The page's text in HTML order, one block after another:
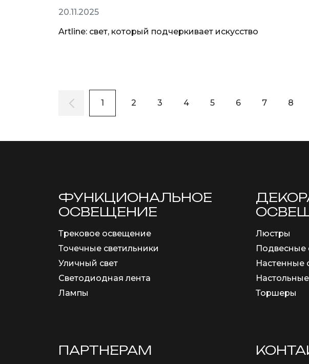
20.11.2025
Artline: свет, который подчеркивает искусство
1 2 3 4 5 6 7 8
ФУНКЦИОНА­ЛЬНОЕ
ОСВЕЩЕНИЕ
Трековое освещение
Точечные светильники
Уличный свет
Светодиодная лента
Лампы
Люстры
Подвесные
Настенные
Торшеры
ПАРТНЕРАМ